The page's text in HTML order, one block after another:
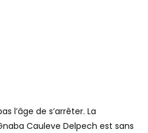
l’âge de s’arrêter. La
Cauleve Delpech est sans